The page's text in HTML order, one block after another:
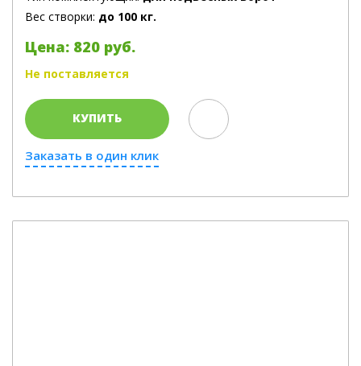
Вес створки: до 100 кг.
Цена: 820 руб.
Не поставляется
КУПИТЬ
Заказать в один клик